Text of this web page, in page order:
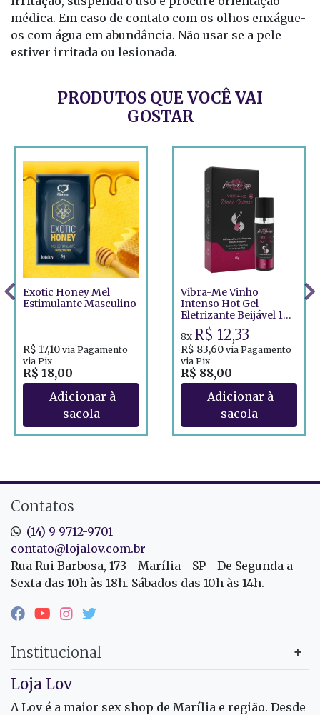
médica. Em caso de contato com os olhos enxágue-
os com água em abundância. Não usar se a pele
estiver irritada ou lesionada.
PRODUTOS QUE VOCÊ VAI
GOSTAR
Exotic Honey Mel
Estimulante Masculino
R$ 18,00
R$ 17,10 via Pagamento
via Pix
Vibra-Me Vinho
Intenso Hot Gel
Eletrizante Beijável 15G
Provoke-Me
R$ 88,00
8x R$ 12,33
R$ 83,60 via Pagamento
via Pix
Contatos
(14) 9 9712-9701
contato@lojalov.com.br
Rua Rui Barbosa, 173 - Marília - SP - De Segunda a
Sexta das 10h às 18h. Sábados das 10h às 14h.
Institucional
Loja Lov
A Lov é a maior sex shop de Marília e região. Desde